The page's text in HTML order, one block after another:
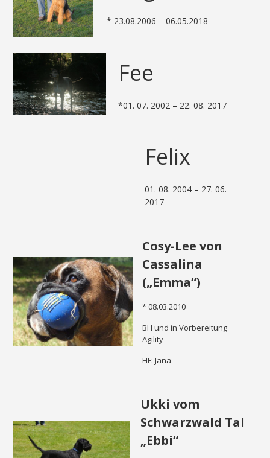
* 23.08.2006 – 06.05.2018
Fee
*01. 07. 2002 – 22. 08. 2017
Felix
01. 08. 2004 – 27. 06.
2017
Cosy-Lee von
Cassalina
(„Emma“)
* 08.03.2010
BH und in Vorbereitung
Agility
HF: Jana
Ukki vom
Schwarzwald Tal
„Ebbi“